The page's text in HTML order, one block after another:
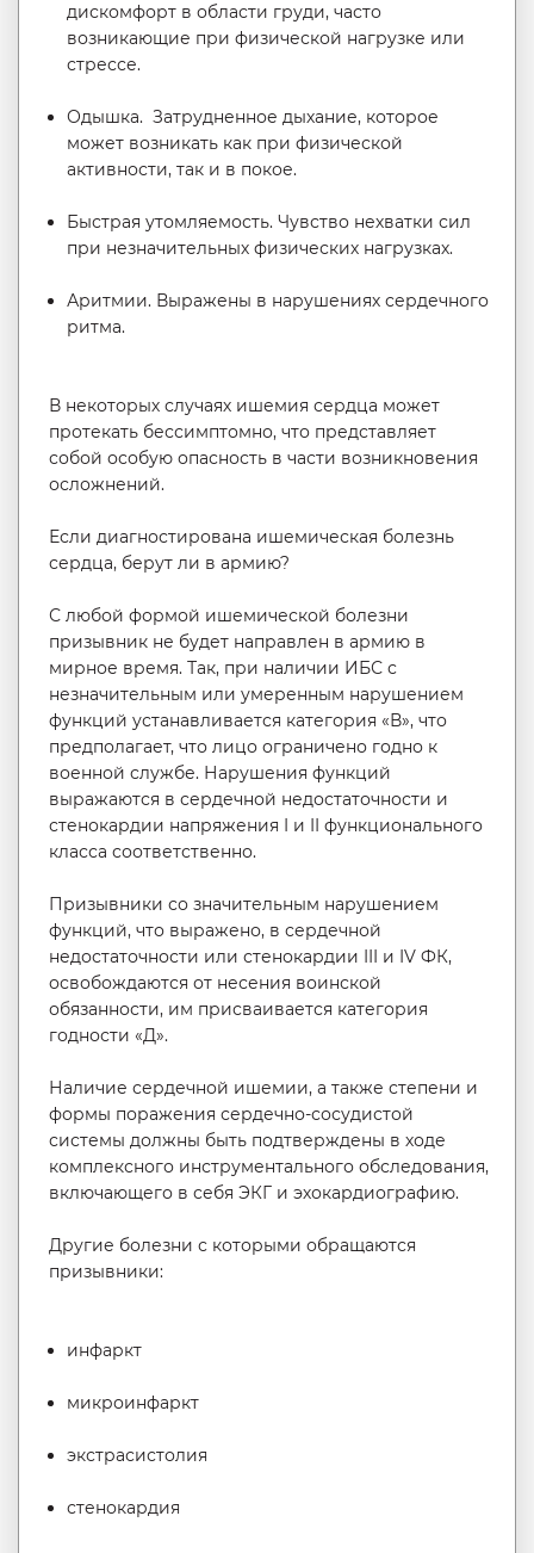
дискомфорт в области груди, часто
возникающие при физической нагрузке или
стрессе.
Одышка. Затрудненное дыхание, которое
может возникать как при физической
активности, так и в покое.
Быстрая утомляемость. Чувство нехватки сил
при незначительных физических нагрузках.
Аритмии. Выражены в нарушениях сердечного
ритма.
В некоторых случаях ишемия сердца может
протекать бессимптомно, что представляет
собой особую опасность в части возникновения
осложнений.
Если диагностирована ишемическая болезнь
сердца, берут ли в армию?
С любой формой ишемической болезни
призывник не будет направлен в армию в
мирное время. Так, при наличии ИБС с
незначительным или умеренным нарушением
функций устанавливается категория «В», что
предполагает, что лицо ограничено годно к
военной службе. Нарушения функций
выражаются в сердечной недостаточности и
стенокардии напряжения I и II функционального
класса соответственно.
Призывники со значительным нарушением
функций, что выражено, в сердечной
недостаточности или стенокардии III и IV ФК,
освобождаются от несения воинской
обязанности, им присваивается категория
годности «Д».
Наличие сердечной ишемии, а также степени и
формы поражения сердечно-сосудистой
системы должны быть подтверждены в ходе
комплексного инструментального обследования,
включающего в себя ЭКГ и эхокардиографию.
Другие болезни с которыми обращаются
призывники:
инфаркт
микроинфаркт
экстрасистолия
стенокардия